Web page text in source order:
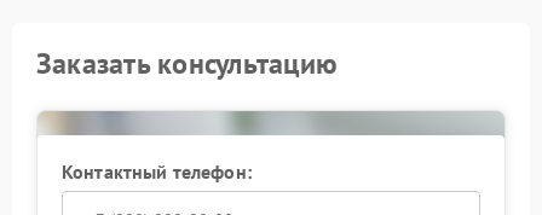
Сервисный центр Hiden располагает необходимым
зарядной цепи. Инженеры последовательно
проверяют каждый элемент схемы, чтобы выявить
первопричину отклонения.
Заказать консультацию
Контактный телефон: